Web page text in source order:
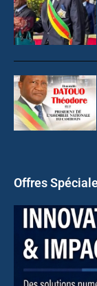
Offres